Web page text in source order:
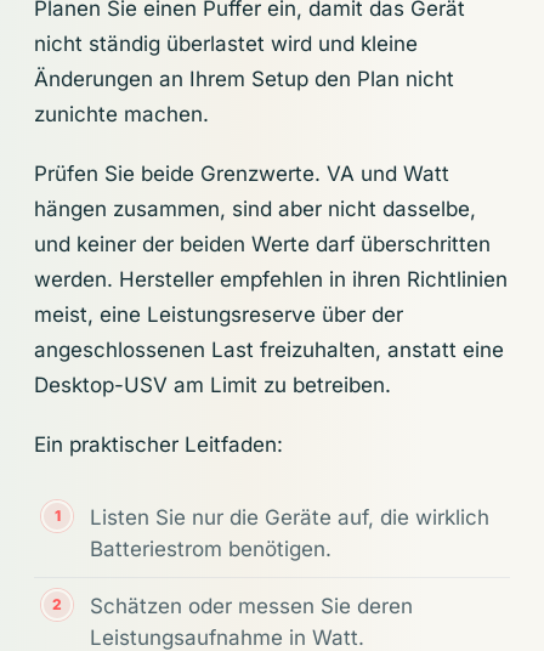
Planen Sie einen Puffer ein, damit das Gerät
nicht ständig überlastet wird und kleine
Änderungen an Ihrem Setup den Plan nicht
zunichte machen.
Prüfen Sie beide Grenzwerte. VA und Watt
hängen zusammen, sind aber nicht dasselbe,
und keiner der beiden Werte darf überschritten
werden. Hersteller empfehlen in ihren Richtlinien
meist, eine Leistungsreserve über der
angeschlossenen Last freizuhalten, anstatt eine
Desktop-USV am Limit zu betreiben.
Ein praktischer Leitfaden:
Listen Sie nur die Geräte auf, die wirklich
Batteriestrom benötigen.
Schätzen oder messen Sie deren
Leistungsaufnahme in Watt.